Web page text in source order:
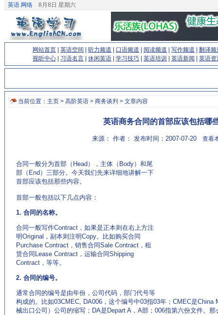
英语.网络 8月8日 星期六
网站首页 英语空间 听力频道 口语频道 阅读频道 写作频道
翻译频
视听中心
习语名言 休闲英语 学习技巧 英语培训 英语新闻 英语资
当前位置： 主页 > 高阶英语 > 商务谈判 > 文章内容
英语商务合同的首部应该包括哪
来源： 作者： 发布时间：2007-07-20 查看
合同一般分为首部（Head），主体（Body）和尾
部（End）三部分。今天我们先来详细地讲解一下
首部应该包括那些内容。
首部一般包括以下几点内容：
1. 合同的名称。
合同一般写作Contract，如果是正本则在右上方注
明Original，副本则注明Copy。比如购买合同
Purchase Contract，销售合同Sale Contract，租
赁合同Lease Contract，运输合同Shipping
Contract，等等。
2. 合同的编号。
通常合同的编号是由年份，公司代码，部门代号等
构成的。比如03CMEC, DA006，这个编号中03指03年；CMEC是
械出口公司）公司的缩写；DA是Depart A，A部；006指第六份文件。